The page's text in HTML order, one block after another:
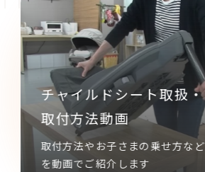
チャイルドシート取扱・
取付方法動画
取付方法やお子さまの乗せ方など
を動画でご紹介します